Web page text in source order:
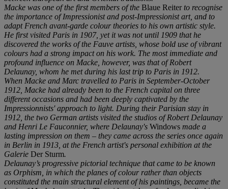
Macke was one of the first members of the Blaue Reiterto recognise
the importance of Impressionist and post-Impressionist art, and to
adapt French avant-garde colour theories to his own artistic style.
He first visited Paris in 1907, yet it was not until 1909 that he
discovered the works of the Fauve artists, whose bold use of vibrant
colours had a strong impact on his work. The most immediate and
profound influence on Macke, however, was that of Robert
Delaunay, whom he met during his last trip to Paris in 1912.
When Macke and Marc travelled to Paris in September-October
1912, Macke had already been to the French capital on three
different occasions and had been deeply captivated by the
Impressionnists' approach to light. During their Parisian stay in
1912, the two German artists visited the studios of Robert Delaunay
and Henri Le Fauconnier, where Delaunay's Windows made a
lasting impression on them – they came across the series once again
in Berlin in 1913, at the French artist's personal exhibition at the
Galerie Der Sturm.
Delaunay’s progressive pictorial technique that came to be known
as Orphism, in which the planes of colour rather than objects
constituted the main structural element of his paintings, became the